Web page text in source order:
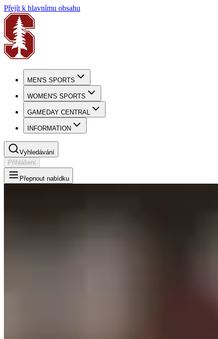
Přejít k hlavnímu obsahu
MEN'S SPORTS
WOMEN'S SPORTS
GAMEDAY CENTRAL
INFORMATION
Vyhledávání
Přihlášení
Přepnout nabídku